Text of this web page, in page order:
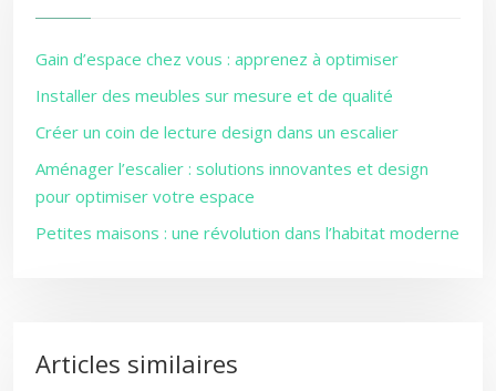
Gain d’espace chez vous : apprenez à optimiser
Installer des meubles sur mesure et de qualité
Créer un coin de lecture design dans un escalier
Aménager l’escalier : solutions innovantes et design
pour optimiser votre espace
Petites maisons : une révolution dans l’habitat moderne
Articles similaires